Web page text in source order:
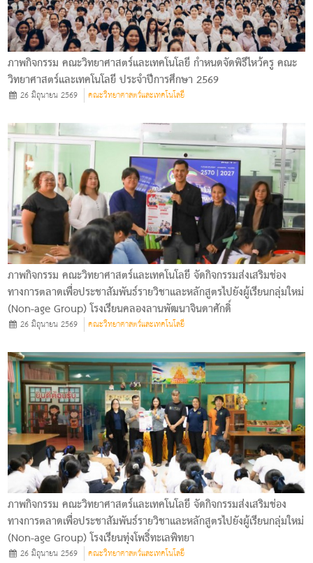
ภาพกิจกรรม คณะวิทยาศาสตร์และเทคโนโลยี กำหนดจัดพิธีไหว้ครู คณะ
วิทยาศาสตร์และเทคโนโลยี ประจำปีการศึกษา 2569
26 มิถุนายน 2569 คณะวิทยาศาสตร์และเทคโนโลยี
ภาพกิจกรรม คณะวิทยาศาสตร์และเทคโนโลยี จัดกิจกรรมส่งเสริมช่อง
ทางการตลาดเพื่อประชาสัมพันธ์รายวิชาและหลักสูตรไปยังผู้เรียนกลุ่มใหม่
(Non-age Group) โรงเรียนคลองลานพัฒนาจินดาศักดิ์
26 มิถุนายน 2569 คณะวิทยาศาสตร์และเทคโนโลยี
ภาพกิจกรรม คณะวิทยาศาสตร์และเทคโนโลยี จัดกิจกรรมส่งเสริมช่อง
ทางการตลาดเพื่อประชาสัมพันธ์รายวิชาและหลักสูตรไปยังผู้เรียนกลุ่มใหม่
(Non-age Group) โรงเรียนทุ่งโพธิ์ทะเลพิทยา
26 มิถุนายน 2569 คณะวิทยาศาสตร์และเทคโนโลยี